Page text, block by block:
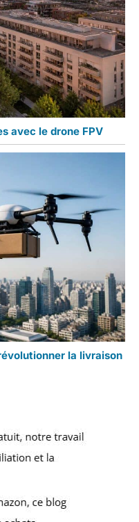
avec le drone FPV
la livraison